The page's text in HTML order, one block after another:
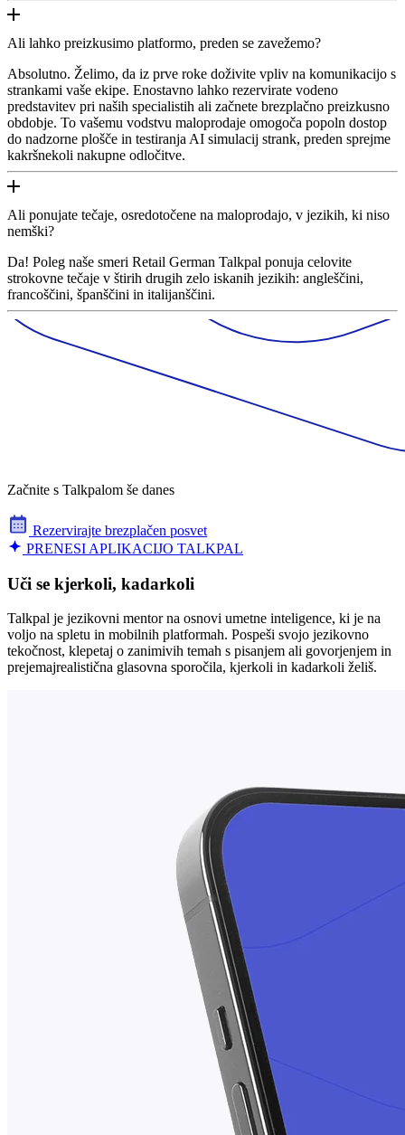
Ali lahko preizkusimo platformo, preden se zavežemo?
Absolutno. Želimo, da iz prve roke doživite vpliv na komunikacijo s
strankami vaše ekipe. Enostavno lahko rezervirate vodeno
predstavitev pri naših specialistih ali začnete brezplačno preizkusno
obdobje. To vašemu vodstvu maloprodaje omogoča popoln dostop
do nadzorne plošče in testiranja AI simulacij strank, preden sprejme
kakršnekoli nakupne odločitve.
Ali ponujate tečaje, osredotočene na maloprodajo, v jezikih, ki niso
nemški?
Da! Poleg naše smeri Retail German Talkpal ponuja celovite
strokovne tečaje v štirih drugih zelo iskanih jezikih: angleščini,
francoščini, španščini in italijanščini.
Začnite s Talkpalom še danes
Rezervirajte brezplačen posvet
PRENESI APLIKACIJO TALKPAL
Uči se kjerkoli, kadarkoli
Talkpal je jezikovni mentor na osnovi umetne inteligence, ki je na
voljo na spletu in mobilnih platformah. Pospeši svojo jezikovno
tekočnost, klepetaj o zanimivih temah s pisanjem ali govorjenjem in
prejemajrealistična glasovna sporočila, kjerkoli in kadarkoli želiš.